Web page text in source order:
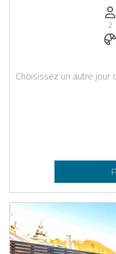
2
Choisissez un autre jour